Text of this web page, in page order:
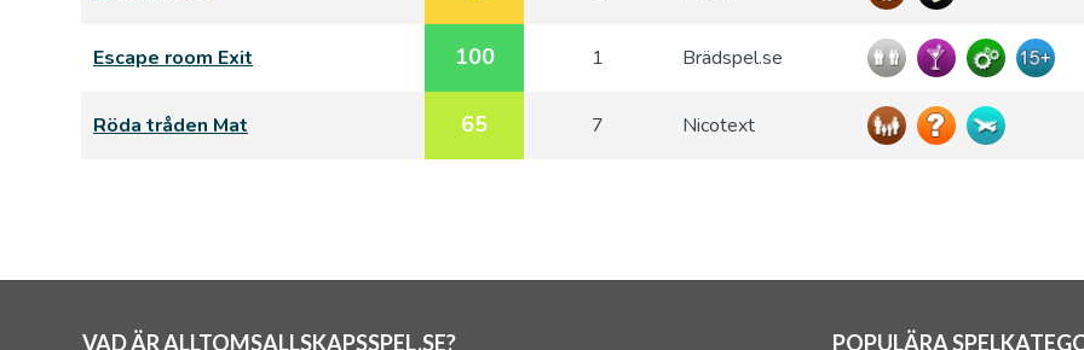
Escape room Exit 100 1 Brädspel.se
Röda tråden Mat 65 7 Nicotext
VAD ÄR ALLTOMSALLSKAPSSPEL.SE? POPULÄRA